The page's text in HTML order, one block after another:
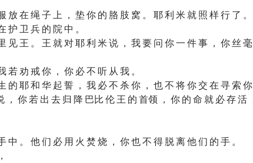
在 绳 子 上 ， 垫 你 的 胳 肢 窝 。 耶 利 米 就 照 样 行 了 。
护 卫 兵 的 院 中 。
王 。 王 就 对 耶 利 米 说 ， 我 要 问 你 一 件 事 ， 你 丝
劝 戒 你 ， 你 必 不 听 从 我 。
耶 和 华 起 誓 ， 我 必 不 杀 你 ， 也 不 将 你 交 在 寻 索 你
你 若 出 去 归 降 巴比 伦 王 的 首领 ， 你 的 命 就 必 存 活
。 他 们 必 用 火 焚 烧 ， 你 也 不 得 脱 离 他 们 的 手 。